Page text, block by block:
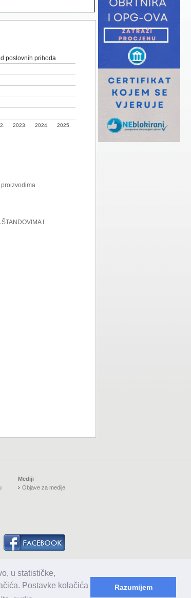
u statističke,
Postavke kolačića
Razumijem
poslovnih prihoda
2023. 2024. 2025.
I
Mediji
Objave za medije